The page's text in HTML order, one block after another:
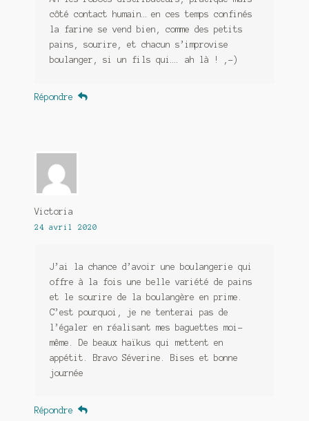
côté contact humain… en ces temps confinés
la farine se vend bien, comme des petits
pains, sourire, et chacun s’improvise
boulanger, si un fils qui…. ah là ! ,-)
Répondre
Victoria
24 avril 2020
J’ai la chance d’avoir une boulangerie qui
offre à la fois une belle variété de pains
et le sourire de la boulangère en prime.
C’est pourquoi, je ne tenterai pas de
l’égaler en réalisant mes baguettes moi-
même. De beaux haïkus qui mettent en
appétit. Bravo Séverine. Bises et bonne
journée
Répondre